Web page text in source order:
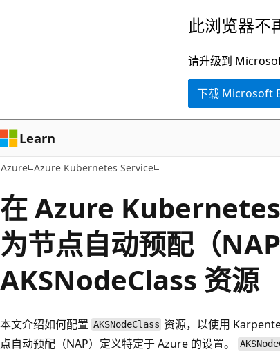
容
此浏览器不
请升级到
下载 Microsoft
Learn
Azure Azure Kubernetes Service
在 Azure
为节点自动预配（
AKSNodeClass 资源
本文介绍如何配置 AKSNodeClass 资源，以使用
点自动预配（NAP）定义特定于 Azure 的设置。